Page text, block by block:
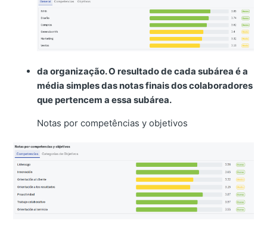
da organização. O resultado de cada subárea é a
média simples das notas finais dos colaboradores
que pertencem a essa subárea.
Notas por competências y objetivos